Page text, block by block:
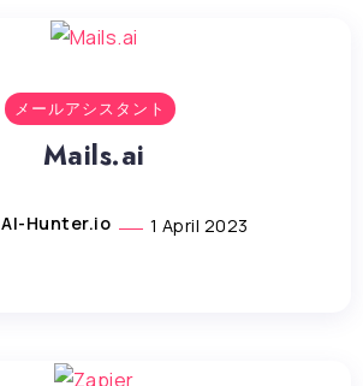
メールアシスタント
Mails.ai
AI-Hunter.io 1 April 2023